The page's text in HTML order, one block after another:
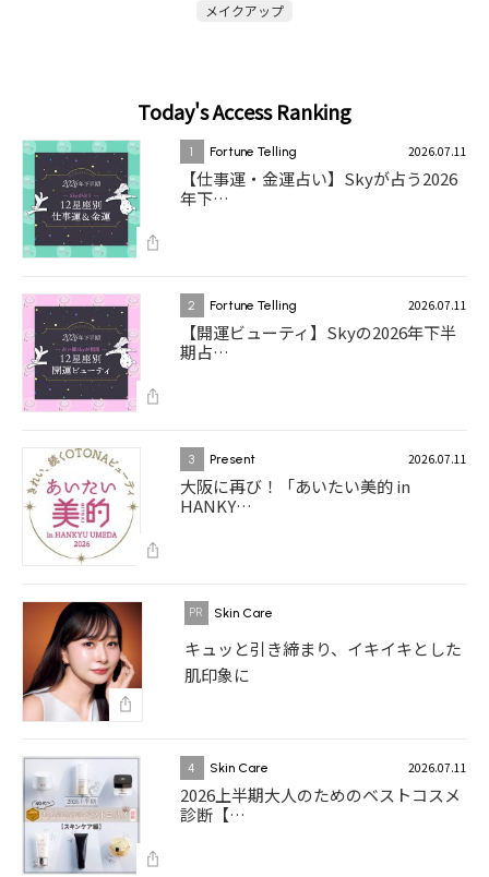
メイクアップ
Today's Access Ranking
1 Fortune Telling 2026.07.11
【仕事運・金運占い】Skyが占う2026
年下…
2 Fortune Telling 2026.07.11
【開運ビューティ】Skyの2026年下半
期占…
3 Present 2026.07.11
大阪に再び！「あいたい美的 in
HANKY…
Skin Care
キュッと引き締まり、イキイキとした
肌印象に
4 Skin Care 2026.07.11
2026上半期大人のためのベストコスメ
診断【…